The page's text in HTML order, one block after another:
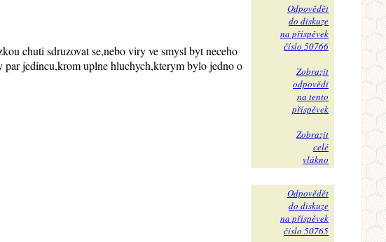
chuti sdruzovat se,nebo viry ve smysl byt neceho
par jedincu,krom uplne hluchych,kterym bylo jedno o
Odpovědět
do diskuze
na příspěvek
číslo 50766
Zobrazit
odpovědi
na tento
příspěvek
Zobrazit
celé
vlákno
Odpovědět
do diskuze
na příspěvek
číslo 50765